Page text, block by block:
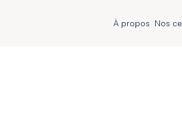
À propos Nos